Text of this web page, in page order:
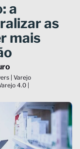
a
as
mais
| Varejo
4.0 |